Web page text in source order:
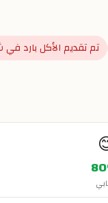
تم تقديم الأكل بارد
80